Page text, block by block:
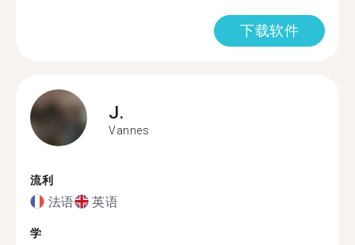
下载软件
J.
Vannes
流利
法语 英语
学